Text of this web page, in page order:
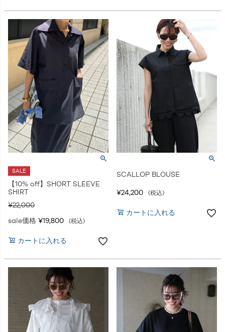
SALE
【10% off】SHORT SLEEVE
SHIRT
¥22,000
sale価格 ¥19,800 税込
カートに入れる
SCALLOP BLOUSE
¥24,200 税込
カートに入れる